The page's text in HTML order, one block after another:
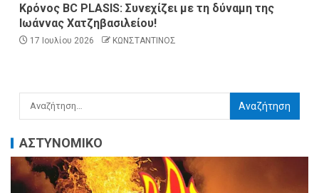
Κρόνος BC PLASIS: Συνεχίζει με τη δύναμη της
Ιωάννας Χατζηβασιλείου!
17 Ιουλίου 2026 ΚΩΝΣΤΑΝΤΙΝΟΣ
ΑΣΤΥΝΟΜΙΚΟ